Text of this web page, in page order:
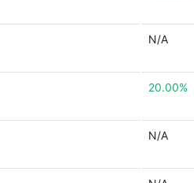
N/A
20.00%
N/A